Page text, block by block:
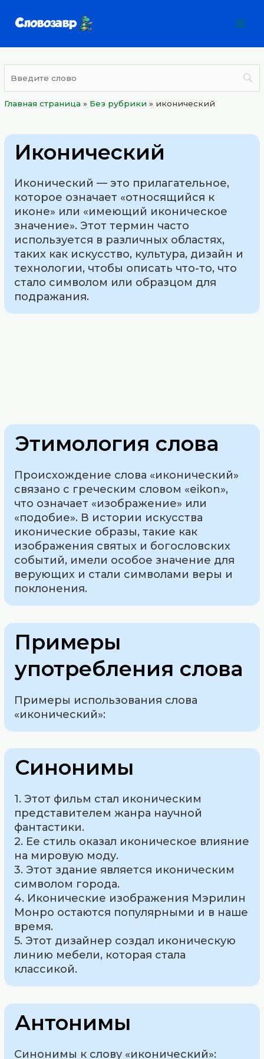
Главная страница » Без рубрики » иконический
Иконический
Иконический — это прилагательное,
которое означает «относящийся к
иконе» или «имеющий иконическое
значение». Этот термин часто
используется в различных областях,
таких как искусство, культура, дизайн и
технологии, чтобы описать что-то, что
стало символом или образцом для
подражания.
Этимология слова
Происхождение слова «иконический»
связано с греческим словом «eikon»,
что означает «изображение» или
«подобие». В истории искусства
иконические образы, такие как
изображения святых и богословских
событий, имели особое значение для
верующих и стали символами веры и
поклонения.
Примеры
употребления слова
Примеры использования слова
«иконический»:
Синонимы
1. Этот фильм стал иконическим
представителем жанра научной
фантастики.
2. Ее стиль оказал иконическое влияние
на мировую моду.
3. Этот здание является иконическим
символом города.
4. Иконические изображения Мэрилин
Монро остаются популярными и в наше
время.
5. Этот дизайнер создал иконическую
линию мебели, которая стала
классикой.
Антонимы
Синонимы к слову «иконический»: